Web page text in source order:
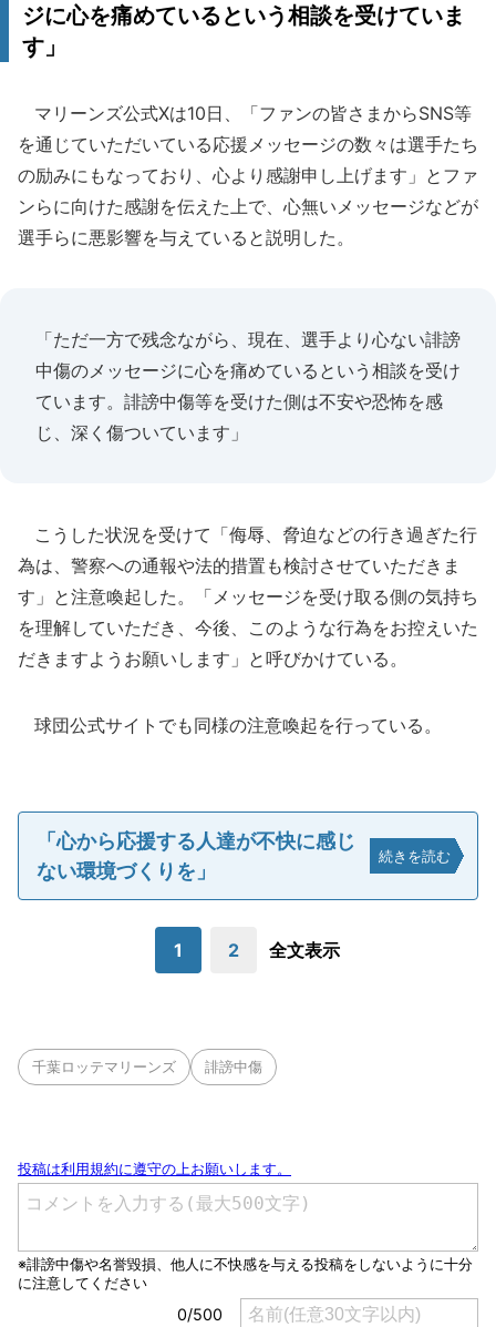
ジに心を痛めているという相談を受けていま
す」
マリーンズ公式Xは10日、「ファンの皆さまからSNS等
を通じていただいている応援メッセージの数々は選手たち
の励みにもなっており、心より感謝申し上げます」とファ
ンらに向けた感謝を伝えた上で、心無いメッセージなどが
選手らに悪影響を与えていると説明した。
「ただ一方で残念ながら、現在、選手より心ない誹謗
中傷のメッセージに心を痛めているという相談を受け
ています。誹謗中傷等を受けた側は不安や恐怖を感
じ、深く傷ついています」
こうした状況を受けて「侮辱、脅迫などの行き過ぎた行
為は、警察への通報や法的措置も検討させていただきま
す」と注意喚起した。「メッセージを受け取る側の気持ち
を理解していただき、今後、このような行為をお控えいた
だきますようお願いします」と呼びかけている。
球団公式サイトでも同様の注意喚起を行っている。
「心から応援する人達が不快に感じ
ない環境づくりを」
続きを読む
1 2 全文表示
千葉ロッテマリーンズ 誹謗中傷